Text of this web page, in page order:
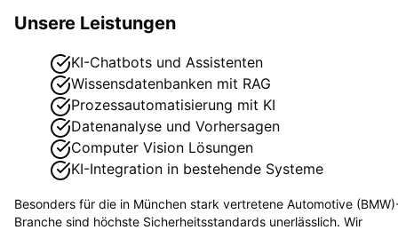
Unsere Leistungen
KI-Chatbots und Assistenten
Wissensdatenbanken mit RAG
Prozessautomatisierung mit KI
Datenanalyse und Vorhersagen
Computer Vision Lösungen
KI-Integration in bestehende Systeme
Besonders für die in München stark vertretene Automotive (BMW)
Branche sind höchste Sicherheitsstandards unerlässlich. Wir